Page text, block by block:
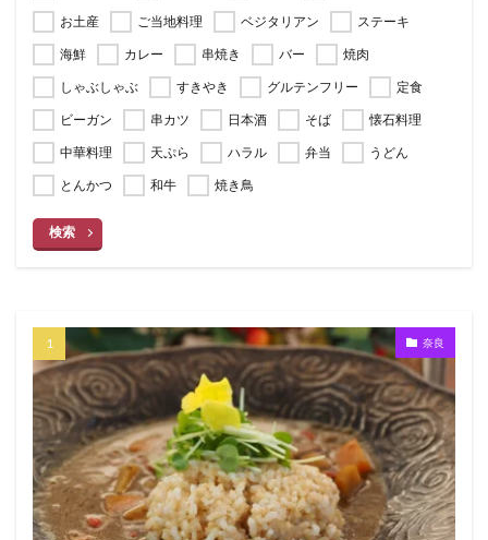
お土産
ご当地料理 ベジタリアン
ステーキ
海鮮
カレー 串焼き バー
焼肉
しゃぶしゃぶ
すきやき グルテンフリー
定食
ビーガン
串カツ 日本酒 そば
懐石料理
中華料理
天ぷら ハラル 弁当
うどん
とんかつ
和牛 焼き鳥
検索
奈良